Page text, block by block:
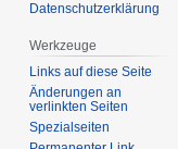
Datenschutzerklärung
Werkzeuge
Links auf diese Seite
Änderungen an
verlinkten Seiten
Spezialseiten